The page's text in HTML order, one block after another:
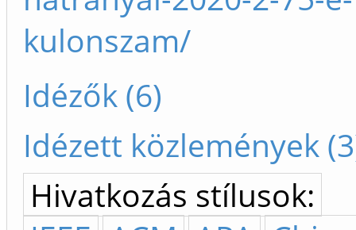
kulonszam/
Idézők (6)
Idézett közlemények
Hivatkozás stílusok: